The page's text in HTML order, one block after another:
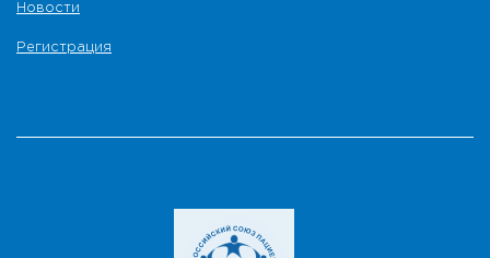
Новости
Регистрация